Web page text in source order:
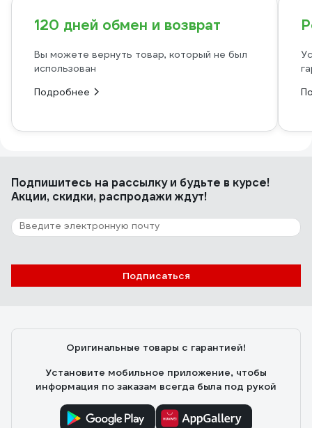
120 дней обмен и возврат
Вы можете вернуть товар, который не был
использован
Подробнее
Подпишитесь на рассылкуи будьте в курсе!
Акции, скидки, распродажи ждут!
Подписаться
Оригинальные товары с гарантией!
Установите мобильное приложение, чтобы
информация по заказам всегда была под рукой